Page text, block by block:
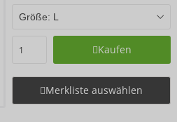
Kaufen
Merkliste auswählen